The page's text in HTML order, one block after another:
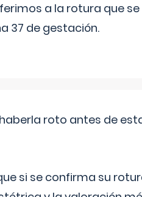
a la rotura que se
37 de gestación.
roto antes de
si se confirma su